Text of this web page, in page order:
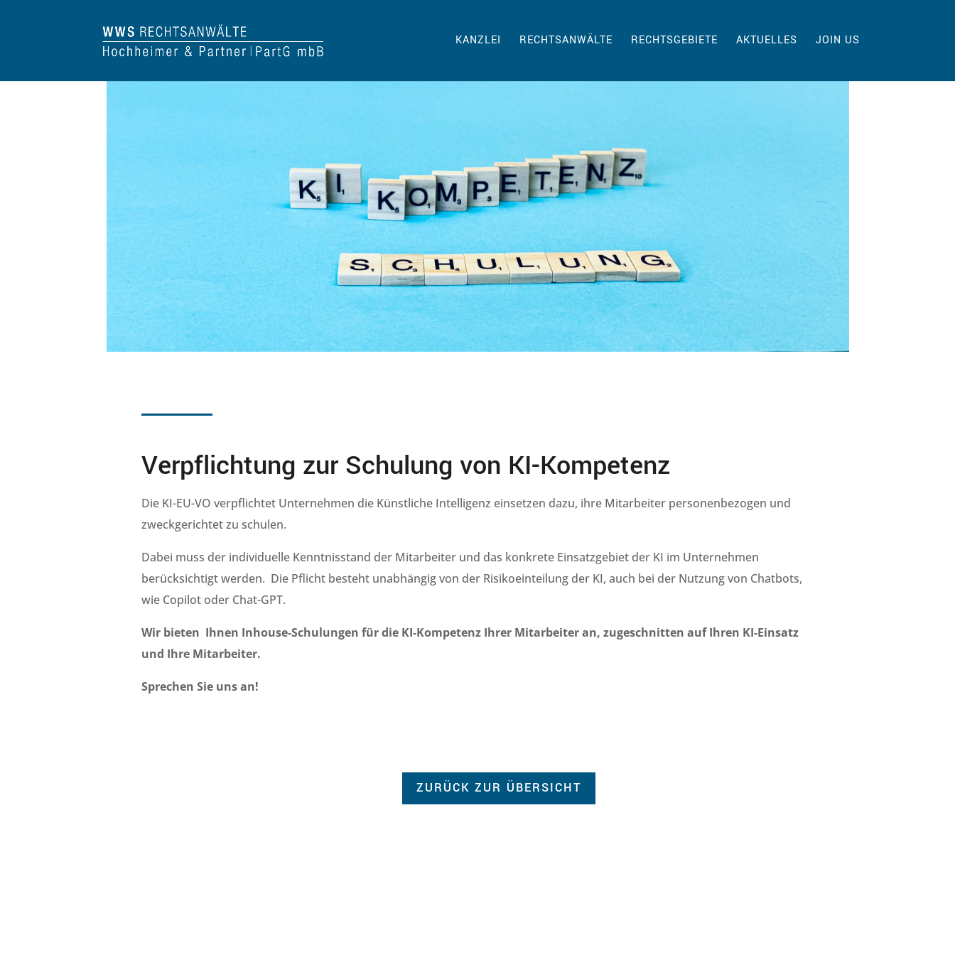
KANZLEI RECHTSANWÄLTE RECHTSGEBIETE AKTUELLES JOIN US
Verpflichtung zur Schulung von KI-Kompetenz
Die KI-EU-VO verpflichtet Unternehmen die Künstliche Intelligenz einsetzen dazu, ihre Mitarbeiter personenbezogen und
zweckgerichtet zu schulen.
Dabei muss der individuelle Kenntnisstand der Mitarbeiter und das konkrete Einsatzgebiet der KI im Unternehmen
berücksichtigt werden. Die Pflicht besteht unabhängig von der Risikoeinteilung der KI, auch bei der Nutzung von Chatbots,
wie Copilot oder Chat-GPT.
Wir bieten Ihnen Inhouse-Schulungen für die KI-Kompetenz Ihrer Mitarbeiter an, zugeschnitten auf Ihren KI-Einsatz
und Ihre Mitarbeiter.
Sprechen Sie uns an!
ZURÜCK ZUR ÜBERSICHT